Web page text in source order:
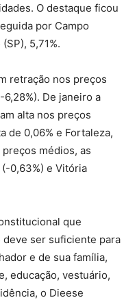
O destaque ficou
por Campo
5,71%.
retração nos preços
De janeiro a
alta nos preços
de 0,06% e Fortaleza,
médios, as
0,63%) e Vitória
que
ser suficiente para
e de sua família,
educação, vestuário,
o Dieese